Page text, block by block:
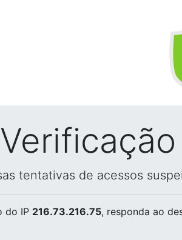
tentativas de acessos
do IP 216.73.216.75, responda ao